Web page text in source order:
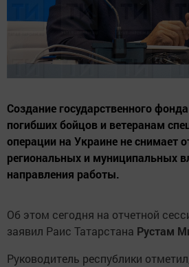
Создание государственного
погибших бойцов и ветеранам
операции на Украине не снимает
региональных и муниципальных
направления работы.
Об этом сегодня на отчетной
заявил Раис Татарстана Рустам
Руководитель республики